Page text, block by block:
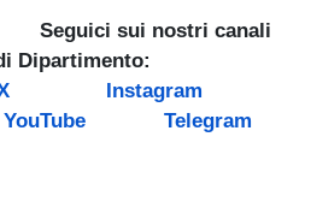
nostri canali
Dipartimento:
Instagram
YouTube Telegram